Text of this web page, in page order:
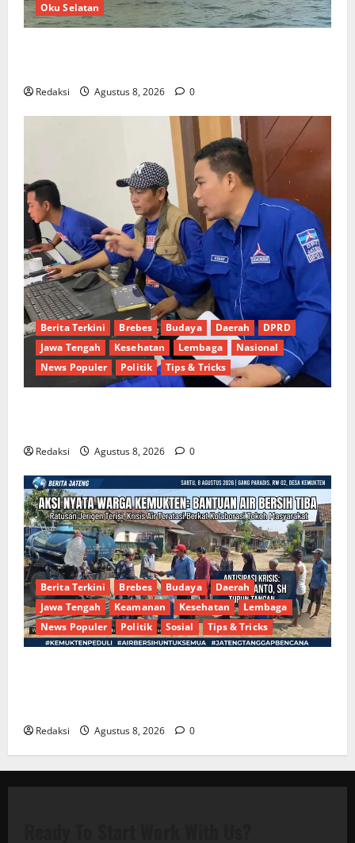
Oku Selatan
Redaksi Agustus 8, 2026 0
Berita Terkini Brebes Budaya Daerah
DPRD
Jawa Tengah
Kesehatan Lembaga
Nasional
News Populer
Politik Tips & Tricks
Redaksi Agustus 8, 2026 0
Berita Terkini Brebes Budaya
Daerah
Jawa Tengah
Keamanan Kesehatan
Lembaga
News Populer
Politik Sosial Tips & Tricks
Redaksi Agustus 8, 2026 0